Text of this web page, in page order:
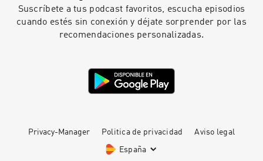
betrachten.
Suscríbete a tus podcast favoritos, escucha episodios
cuando estés sin conexión y déjate sorprender por las
recomendaciones personalizadas.
Privacy-Manager Politica de privacidad Aviso legal
España